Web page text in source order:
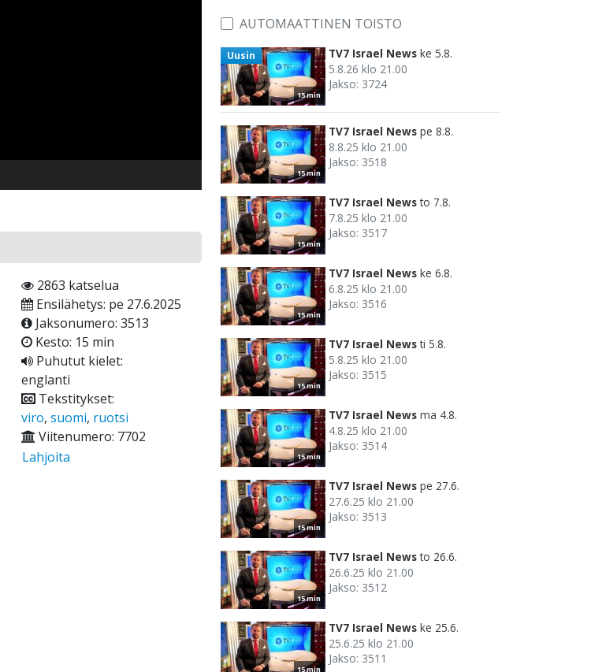
2863 katselua
Ensilähetys: pe 27.6.2025
Jaksonumero: 3513
Kesto: 15 min
Puhutut kielet:
englanti
Tekstitykset:
viro, suomi, ruotsi
Viitenumero: 7702
Lahjoita
AUTOMAATTINEN TOISTO
15 min
Uusin TV7 Israel News ke 5.8.
5.8.26 klo 21.00
Jakso: 3724
15 min
TV7 Israel News pe 8.8.
8.8.25 klo 21.00
Jakso: 3518
15 min
TV7 Israel News to 7.8.
7.8.25 klo 21.00
Jakso: 3517
15 min
TV7 Israel News ke 6.8.
6.8.25 klo 21.00
Jakso: 3516
15 min
TV7 Israel News ti 5.8.
5.8.25 klo 21.00
Jakso: 3515
15 min
TV7 Israel News ma 4.8.
4.8.25 klo 21.00
Jakso: 3514
15 min
TV7 Israel News pe 27.6.
27.6.25 klo 21.00
Jakso: 3513
15 min
TV7 Israel News to 26.6.
26.6.25 klo 21.00
Jakso: 3512
15 min
TV7 Israel News ke 25.6.
25.6.25 klo 21.00
Jakso: 3511